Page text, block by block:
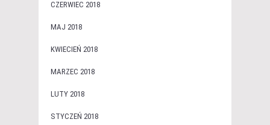
CZERWIEC 2018
MAJ 2018
KWIECIEŃ 2018
MARZEC 2018
LUTY 2018
STYCZEŃ 2018